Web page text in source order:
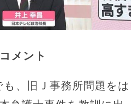
メント
、旧Ｊ事務所問題をは